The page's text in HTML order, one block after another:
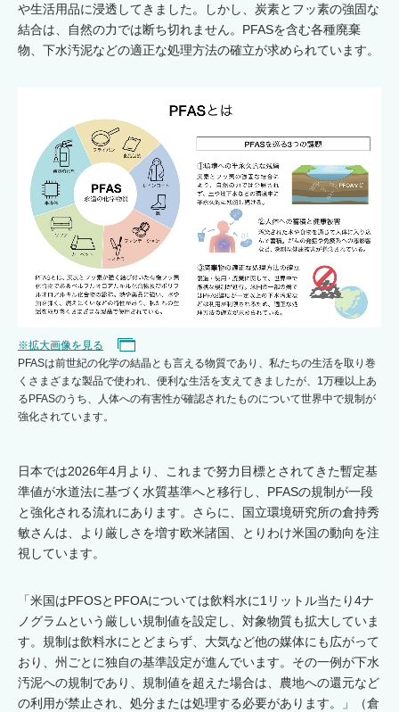
や生活用品に浸透してきました。しかし、炭素とフッ素の強固な
結合は、自然の力では断ち切れません。PFASを含む各種廃棄
物、下水汚泥などの適正な処理方法の確立が求められています。
※拡大画像を見る
PFASは前世紀の化学の結晶とも言える物質であり、私たちの生活を取り巻
くさまざまな製品で使われ、便利な生活を支えてきましたが、1万種以上あ
るPFASのうち、人体への有害性が確認されたものについて世界中で規制が
強化されています。
日本では2026年4月より、これまで努力目標とされてきた暫定基
準値が水道法に基づく水質基準へと移行し、PFASの規制が一段
と強化される流れにあります。さらに、国立環境研究所の倉持秀
敏さんは、より厳しさを増す欧米諸国、とりわけ米国の動向を注
視しています。
「米国はPFOSとPFOAについては飲料水に1リットル当たり4ナ
ノグラムという厳しい規制値を設定し、対象物質も拡大していま
す。規制は飲料水にとどまらず、大気など他の媒体にも広がって
おり、州ごとに独自の基準設定が進んでいます。その一例が下水
汚泥への規制であり、規制値を超えた場合は、農地への還元など
の利用が禁止され、処分または処理する必要があります。」（倉